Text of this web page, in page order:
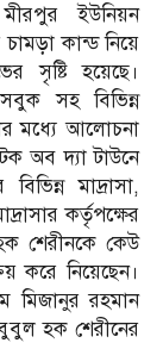
ইউনিয়ন
কান্ড নিয়ে
সৃষ্টি হয়েছে।
সহ বিভিন্ন
মধ্যে আলোচনা
অব দ্যা টাউনে
মাদ্রাসা,
কর্তৃপক্ষের
শেরীনকে কেউ
করে নিয়েছেন।
মিজানুর রহমান
হক শেরীনের